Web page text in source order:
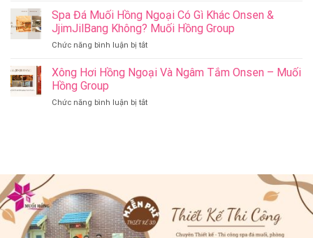
&
Jjim
Bang
Muối
Bang
Đà
Muối
Group
Nên
Thay
Đổi
Spa
Liệu
Onsen
Muối
Group
Spa Đá Muối Hồng Ngoại Có Gì Khác Onsen &
JjimJilBang Không? Muối Hồng Group
Chức năng bình luận bị tắtở
Đá
Muối
Ngoại
JjimJilBang
Muối
Hồng
Group
Xông Hơi Hồng Ngoại Và Ngâm Tắm Onsen – Muối
Hồng Group
Chức năng bình luận bị tắtở
Ngâm
Onsen
–
Muối
Hồng